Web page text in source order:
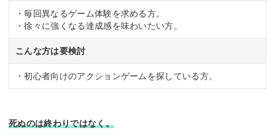
・毎回異なるゲーム体験を求める方。
・徐々に強くなる達成感を味わいたい方。
こんな方は要検討
・初心者向けのアクションゲームを探している方。
死ぬのは終わりではなく。